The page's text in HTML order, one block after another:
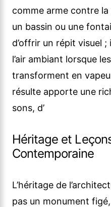
comme arme contre
un bassin ou une
d’offrir un répit visuel
l’air ambiant lorsque
transforment en
résulte apporte une
sons, d’
Héritage et
Contemporaine
L’héritage de
pas un monument